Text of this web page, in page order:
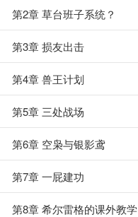
第2章 草台班子系统？
第3章 损友出击
第4章 兽王计划
第5章 三处战场
第6章 空枭与银影鸢
第7章 一屁建功
第8章 希尔雷格的课外教学